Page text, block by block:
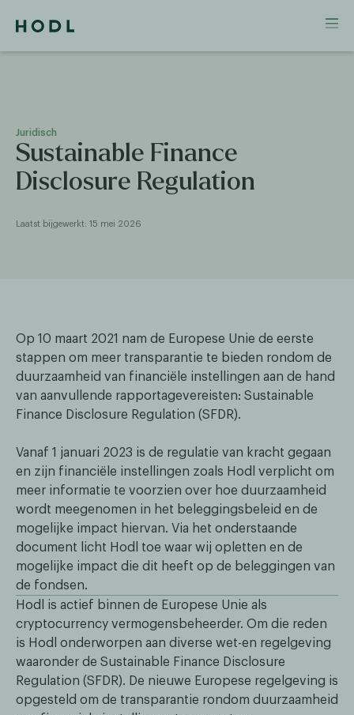
Juridisch
Sustainable Finance
Disclosure Regulation
Laatst bijgewerkt: 15 mei 2026
Op 10 maart 2021 nam de Europese Unie de eerste
stappen om meer transparantie te bieden rondom de
duurzaamheid van financiële instellingen aan de hand
van aanvullende rapportagevereisten: Sustainable
Finance Disclosure Regulation (SFDR).
Vanaf 1 januari 2023 is de regulatie van kracht gegaan
en zijn financiële instellingen zoals Hodl verplicht om
meer informatie te voorzien over hoe duurzaamheid
wordt meegenomen in het beleggingsbeleid en de
mogelijke impact hiervan. Via het onderstaande
document licht Hodl toe waar wij opletten en de
mogelijke impact die dit heeft op de beleggingen van
de fondsen.
Hodl is actief binnen de Europese Unie als
cryptocurrency vermogensbeheerder. Om die reden
is Hodl onderworpen aan diverse wet-en regelgeving
waaronder de Sustainable Finance Disclosure
Regulation (SFDR). De nieuwe Europese regelgeving is
opgesteld om de transparantie rondom duurzaamheid